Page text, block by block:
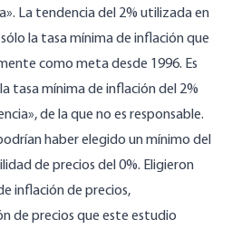
La tendencia del 2% utilizada en
la tasa mínima de inflación que
como meta desde 1996. Es
tasa mínima de inflación del 2%
de la que no es responsable.
haber elegido un mínimo del
de precios del 0%. Eligieron
inflación de precios,
de precios que este estudio